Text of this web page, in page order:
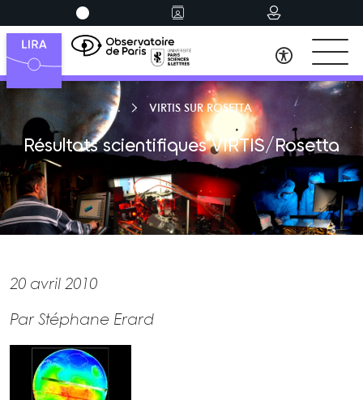
VIRTIS SUR ROSETTA
Résultats scientifiques VIRTIS/Rosetta
20 avril 2010
Par Stéphane Erard